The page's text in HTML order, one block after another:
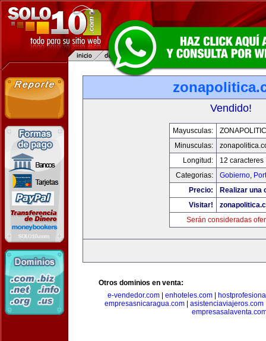
Vendido!
Mayusculas:
Minusculas:
Longitud:
12 caracteres
Categorias:
Gobierno,
Precio:
Realizar una
Visitar!
Serán consideradas
Otros dominios en venta:
e-vendedor.com| enhoteles.com|
empresasnicaragua.com| asistenciaviajeros.com